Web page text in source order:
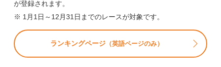
が登録されます。
1月1日～12月31日までのレースが対象です。
ランキングページ（英語ページのみ）